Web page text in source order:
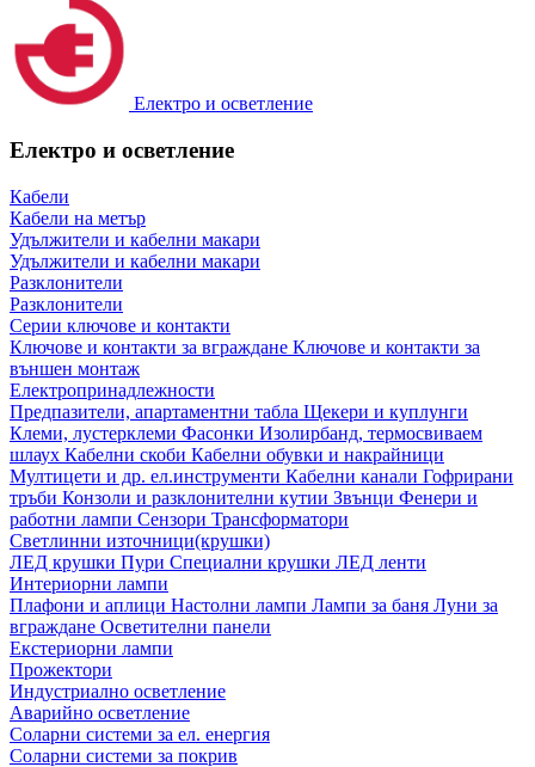
Електро и осветление
Електро и осветление
Кабели
Кабели на метър
Удължители и кабелни макари
Удължители и кабелни макари
Разклонители
Разклонители
Серии ключове и контакти
Ключове и контакти за вграждане Ключове и контакти за
външен монтаж
Електропринадлежности
Предпазители, апартаментни табла Щекери и куплунги
Клеми, лустерклеми Фасонки Изолирбанд, термосвиваем
шлаух Кабелни скоби Кабелни обувки и накрайници
Мултицети и др. ел.инструменти Кабелни канали Гофрирани
тръби Конзоли и разклонителни кутии Звънци Фенери и
работни лампи Сензори Трансформатори
Светлинни източници(крушки)
ЛЕД крушки Пури Специални крушки ЛЕД ленти
Интериорни лампи
Плафони и аплици Настолни лампи Лампи за баня Луни за
вграждане Осветителни панели
Екстериорни лампи
Прожектори
Индустриално осветление
Аварийно осветление
Соларни системи за ел. енергия
Соларни системи за покрив